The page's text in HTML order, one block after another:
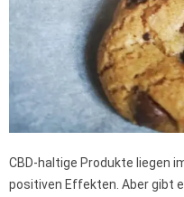
CBD-haltige Produkte liegen
positiven Effekten. Aber gibt